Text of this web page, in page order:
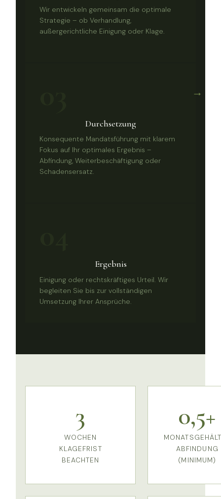
Wir entwickeln gemeinsam die optimale
Strategie – ob Verhandlung,
außergerichtliche Einigung oder Klage.
Durchsetzung
Konsequente Mandatsführung mit klarem
Fokus auf Ihr optimales Ergebnis –
Abfindung, Weiterbeschäftigung oder
Schadensersatz.
→
Ergebnis
Einigung oder rechtskräftiges Urteil. Wir
begleiten Sie bis zur vollständigen
Umsetzung Ihrer Ansprüche.
3
WOCHEN
KLAGEFRIST
BEACHTEN
0,5+
ABFINDUNG
(MINIMUM)